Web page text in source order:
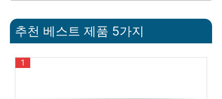
추천 베스트 제품 5가지
1